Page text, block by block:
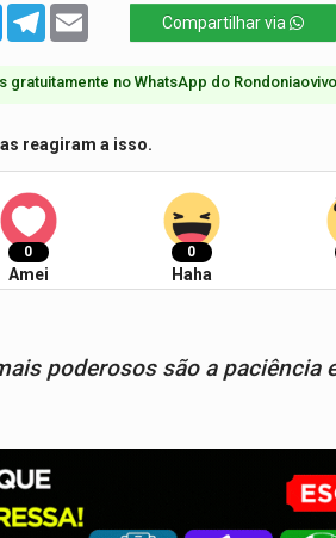
TwitterTelegram Compartilhar via
gratuitamente no WhatsApp do
reagiram a isso.
0
Amei
0
Haha
poderosos são a paciência